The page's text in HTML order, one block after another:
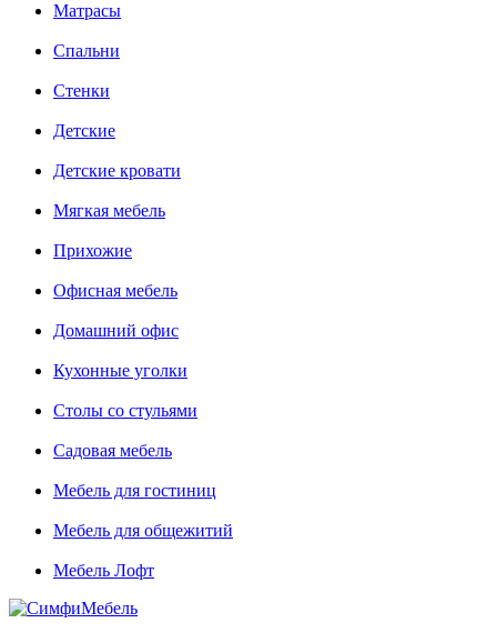
Матрасы
Cпальни
Стенки
Детские
Детские кровати
Мягкая мебель
Прихожие
Офисная мебель
Домашний офис
Кухонные уголки
Столы со стульями
Садовая мебель
Мебель для гостиниц
Мебель для общежитий
Мебель Лофт